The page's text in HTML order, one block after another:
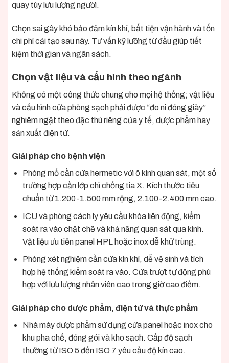
quay tùy lưu lượng người.
Chọn sai gây khó bảo đảm kín khí, bất tiện vận hành và tốn
chi phí cải tạo sau này. Tư vấn kỹ lưỡng từ đầu giúp tiết
kiệm thời gian và ngân sách.
Chọn vật liệu và cấu hình theo ngành
Không có một công thức chung cho mọi hệ thống; vật liệu
và cấu hình cửa phòng sạch phải được “đo ni đóng giày”
nghiêm ngặt theo đặc thù riêng của y tế, dược phẩm hay
sản xuất điện tử.
Giải pháp cho bệnh viện
Phòng mổ cần cửa hermetic với ô kính quan sát, một số
trường hợp cần lớp chì chống tia X. Kích thước tiêu
chuẩn từ 1.200-1.500 mm rộng, 2.100-2.400 mm cao.
ICU và phòng cách ly yêu cầu khóa liên động, kiểm
soát ra vào chặt chẽ và khả năng quan sát qua kính.
Vật liệu ưu tiên panel HPL hoặc inox dễ khử trùng.
Phòng xét nghiệm cần cửa kín khí, dễ vệ sinh và tích
hợp hệ thống kiểm soát ra vào. Cửa trượt tự động phù
hợp với lưu lượng nhân viên cao trong giờ cao điểm.
Giải pháp cho dược phẩm, điện tử và thực phẩm
Nhà máy dược phẩm sử dụng cửa panel hoặc inox cho
khu pha chế, đóng gói và kho sạch. Cấp độ sạch
thường từ ISO 5 đến ISO 7 yêu cầu độ kín cao.